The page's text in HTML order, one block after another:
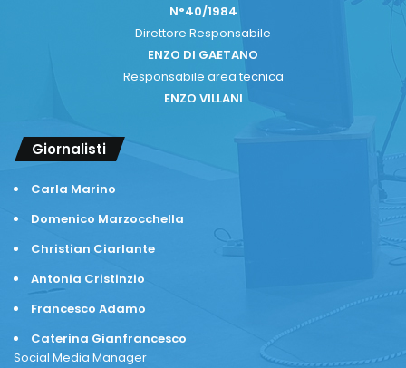
N°40/1984
Direttore Responsabile
ENZO DI GAETANO
Responsabile area tecnica
ENZO VILLANI
Giornalisti
Carla Marino
Domenico Marzocchella
Christian Ciarlante
Antonia Cristinzio
Francesco Adamo
Caterina Gianfrancesco
Social Media Manager